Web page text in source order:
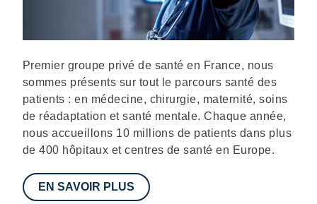
Description
Premier groupe privé de santé en France, nous
sommes présents sur tout le parcours santé des
patients : en médecine, chirurgie, maternité, soins
de réadaptation et santé mentale. Chaque année,
nous accueillons 10 millions de patients dans plus
de 400 hôpitaux et centres de santé en Europe.
EN SAVOIR PLUS